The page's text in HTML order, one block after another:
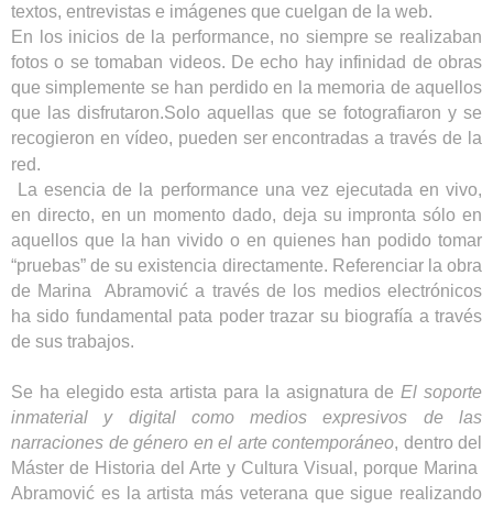
textos, entrevistas e imágenes que cuelgan de la web.
En los inicios de la performance, no siempre se realizaban
fotos o se tomaban videos. De echo hay infinidad de obras
que simplemente se han perdido en la memoria de aquellos
que las disfrutaron.Solo aquellas que se fotografiaron y se
recogieron en vídeo, pueden ser encontradas a través de la
red.
La esencia de la performance una vez ejecutada en vivo,
en directo, en un momento dado, deja su impronta sólo en
aquellos que la han vivido o en quienes han podido tomar
“pruebas” de su existencia directamente. Referenciar la obra
de Marina Abramović a través de los medios electrónicos
ha sido fundamental pata poder trazar su biografía a través
de sus trabajos.
Se ha elegido esta artista para la asignatura deEl soporte
inmaterial y digital como medios expresivos de las
narraciones de género en el arte contemporáneo, dentro del
Máster de Historia del Arte y Cultura Visual, porque Marina
Abramović es la artista más veterana que sigue realizando